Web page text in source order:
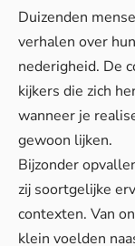
Duizenden
verhalen over
nederigheid. De
kijkers die zich
wanneer je
gewoon lijken.
Bijzonder
zij soortgelijke
contexten. Van
klein voelden